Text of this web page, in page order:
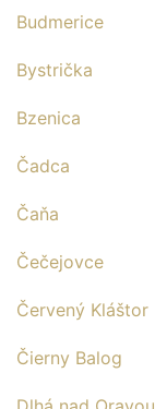
Budmerice
Bystrička
Bzenica
Čadca
Čaňa
Čečejovce
Červený Kláštor
Čierny Balog